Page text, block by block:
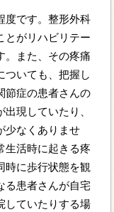
度です。整形外科
とがリハビリテー
。また、その疼痛
ついても、把握し
節症の患者さんの
現していたり、
少なくありませ
生活時に起きる疼
時に歩行状態を観
る患者さんが自宅
していたりする場